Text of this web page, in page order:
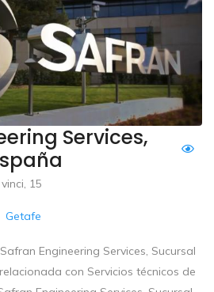
Services,
15
Getafe
Engineering Services, Sucursal
con Servicios técnicos de